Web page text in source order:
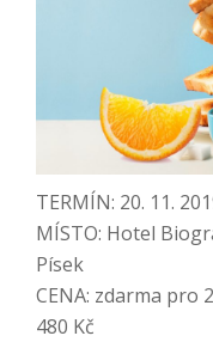
TERMÍN: 20. 11.
MÍSTO: Hotel
Písek
CENA: zdarma pro
480 Kč